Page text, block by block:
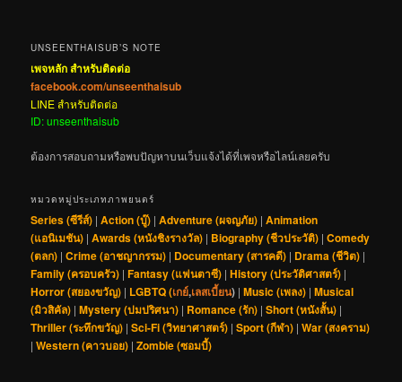
UNSEENTHAISUB’S NOTE
เพจหลัก สำหรับติดต่อ
facebook.com/unseenthaisub
LINE สำหรับติดต่อ
ID: unseenthaisub
ต้องการสอบถามหรือพบปัญหาบนเว็บแจ้งได้ที่เพจหรือไลน์เลยครับ
หมวดหมู่ประเภทภาพยนตร์
Series (ซีรีส์) |Action (บู๊) |Adventure (ผจญภัย) |Animation
(แอนิเมชัน) |Awards (หนังชิงรางวัล) | Biography (ชีวประวัติ) |Comedy
(ตลก) |Crime (อาชญากรรม) | Documentary (สารคดี) | Drama (ชีวิต) |
Family (ครอบครัว) |Fantasy (แฟนตาซี) |History (ประวัติศาสตร์) |
Horror (สยองขวัญ) | LGBTQ (เกย์,เลสเบี้ยน) |Music (เพลง) |Musical
(มิวสิคัล) |Mystery (ปมปริศนา) | Romance (รัก) |Short (หนังสั้น) |
Thriller (ระทึกขวัญ) |Sci-Fi (วิทยาศาสตร์) |Sport (กีฬา) |War (สงคราม)
|Western (คาวบอย) |Zombie (ซอมบี้)